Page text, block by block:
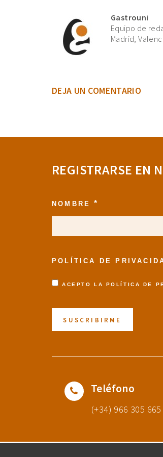
Gastrouni
Equipo de
Madrid,
DEJA UN COMENTARIO
REGISTRARSE EN
NOMBRE*
POLÍTICA DE
ACEPTO LA POLÍTICA DE
Teléfono
(+34) 966 305 665